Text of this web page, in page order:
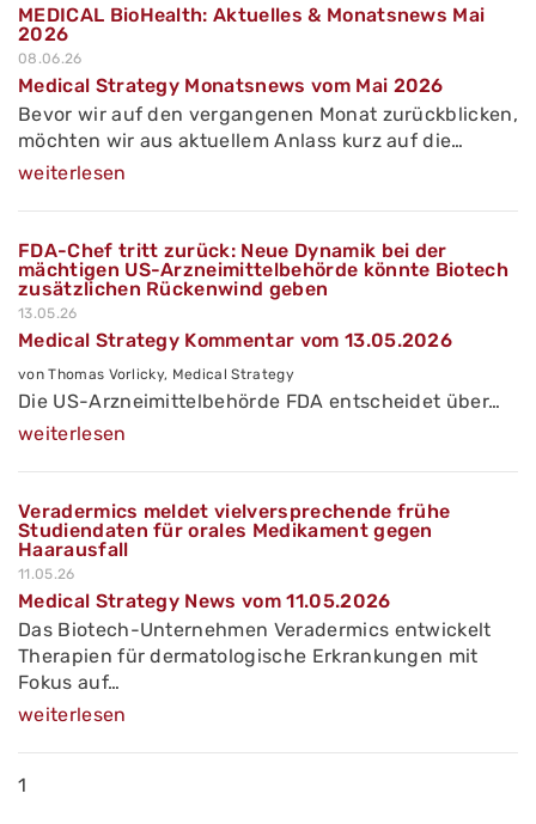
MEDICAL BioHealth: Aktuelles & Monatsnews Mai
2026
08.06.26
Medical Strategy Monatsnews vom Mai 2026
Bevor wir auf den vergangenen Monat zurückblicken,
möchten wir aus aktuellem Anlass kurz auf die…
weiterlesen
FDA-Chef tritt zurück: Neue Dynamik bei der
mächtigen US-Arzneimittelbehörde könnte Biotech
zusätzlichen Rückenwind geben
13.05.26
Medical Strategy Kommentar vom 13.05.2026
von Thomas Vorlicky, Medical Strategy
Die US-Arzneimittelbehörde FDA entscheidet über…
weiterlesen
Veradermics meldet vielversprechende frühe
Studiendaten für orales Medikament gegen
Haarausfall
11.05.26
Medical Strategy News vom 11.05.2026
Das Biotech-Unternehmen Veradermics entwickelt
Therapien für dermatologische Erkrankungen mit
Fokus auf…
weiterlesen
1